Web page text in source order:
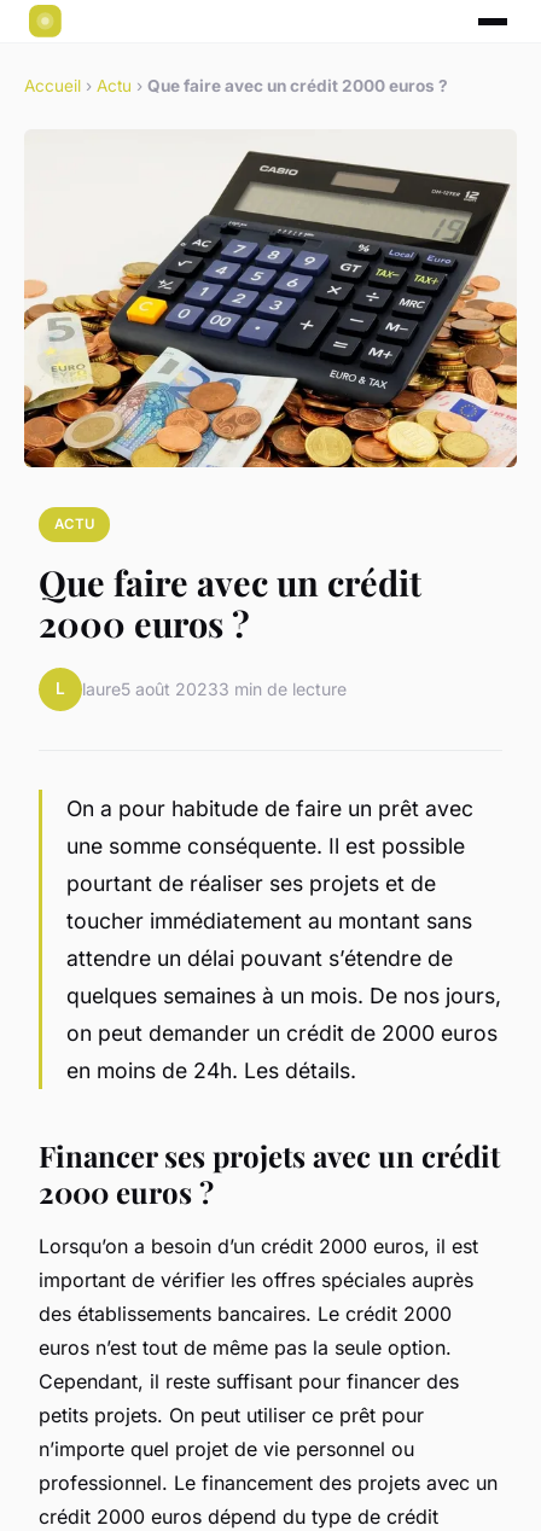
Accueil › Actu › Que faire avec un crédit 2000 euros ?
ACTU
Que faire avec un crédit
2000 euros ?
L laure5 août 20233 min de lecture
On a pour habitude de faire un prêt avec
une somme conséquente. Il est possible
pourtant de réaliser ses projets et de
toucher immédiatement au montant sans
attendre un délai pouvant s’étendre de
quelques semaines à un mois. De nos jours,
on peut demander un crédit de 2000 euros
en moins de 24h. Les détails.
Financer ses projets avec un crédit
2000 euros ?
Lorsqu’on a besoin d’un crédit 2000 euros, il est
important de vérifier les offres spéciales auprès
des établissements bancaires. Le crédit 2000
euros n’est tout de même pas la seule option.
Cependant, il reste suffisant pour financer des
petits projets. On peut utiliser ce prêt pour
n’importe quel projet de vie personnel ou
professionnel. Le financement des projets avec un
crédit 2000 euros dépend du type de crédit